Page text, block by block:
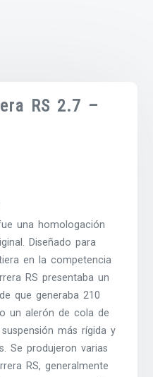
RS 2.7 –
una homologación
Diseñado para
en la competencia
RS presentaba un
que generaba 210
un alerón de cola de
más rígida y
Se produjeron varias
RS, generalmente